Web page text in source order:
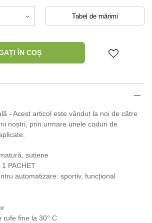
Tabel de mărimi
ÎN COȘ
- Acest articol este vândut la noi de către
noștri, prin urmare unele coduri de
sutiene
PACHET
automatizare: sportiv, funcțional
rufe fine la 30° C